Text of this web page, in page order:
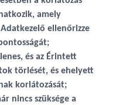
amely
ellenőrizze
és az Érintett
törlését, és ehelyett
korlátozását;
nincs szüksége a